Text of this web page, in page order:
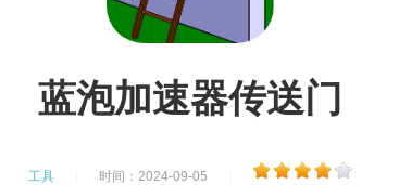
蓝泡加速器传送门
工具 时间：2024-09-05